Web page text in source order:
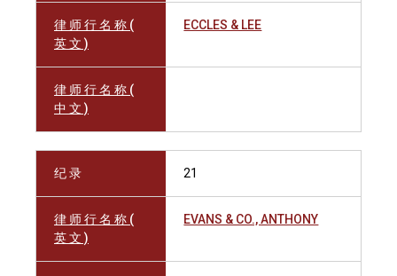
律 师 行 名 称 (
英 文 )
ECCLES & LEE
律 师 行 名 称 (
中 文 )
纪 录 21
律 师 行 名 称 (
英 文 )
EVANS & CO., ANTHONY